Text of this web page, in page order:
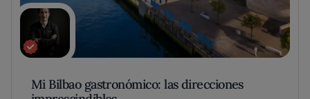
Mi Bilbao gastronómico: las direcciones